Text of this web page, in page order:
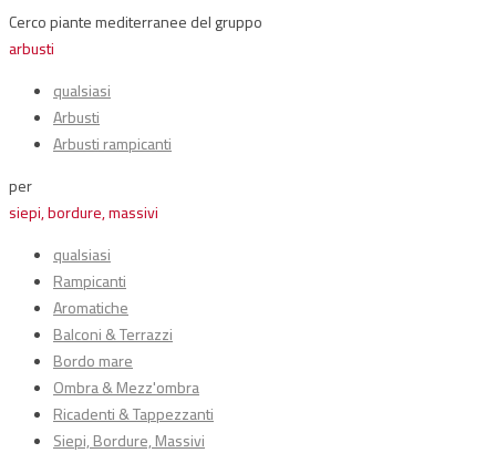
Cerco piante mediterranee del gruppo
arbusti
qualsiasi
Arbusti
Arbusti rampicanti
per
siepi, bordure, massivi
qualsiasi
Rampicanti
Aromatiche
Balconi & Terrazzi
Bordo mare
Ombra & Mezz'ombra
Ricadenti & Tappezzanti
Siepi, Bordure, Massivi